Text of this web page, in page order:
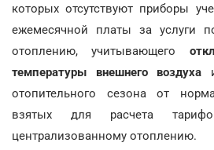
которых отсутствуют приборы
ежемесячной платы за услуги
отоплению, учитывающего
температуры внешнего воздуха
отопительного сезона от
взятых для расчета
централизованному отоплению.